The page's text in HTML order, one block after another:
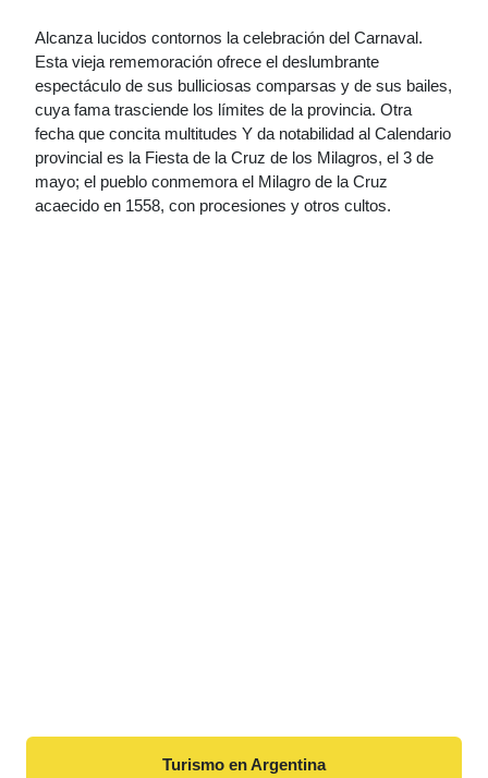
Alcanza lucidos contornos la celebración del Carnaval.
Esta vieja rememoración ofrece el deslumbrante
espectáculo de sus bulliciosas comparsas y de sus bailes,
cuya fama trasciende los límites de la provincia. Otra
fecha que concita multitudes Y da notabilidad al Calendario
provincial es la Fiesta de la Cruz de los Milagros, el 3 de
mayo; el pueblo conmemora el Milagro de la Cruz
acaecido en 1558, con procesiones y otros cultos.
Turismo en Argentina